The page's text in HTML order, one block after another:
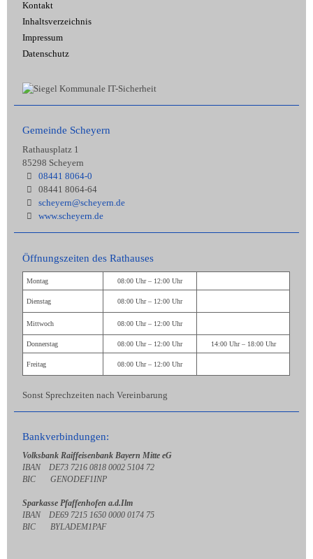
Kontakt
Inhaltsverzeichnis
Impressum
Datenschutz
Gemeinde Scheyern
Rathausplatz 1
85298 Scheyern
08441 8064-0
08441 8064-64
scheyern@scheyern.de
www.scheyern.de
Öffnungszeiten des Rathauses
Montag 08:00 Uhr – 12:00 Uhr
Dienstag 08:00 Uhr – 12:00 Uhr
Mittwoch 08:00 Uhr – 12:00 Uhr
Donnerstag 08:00 Uhr – 12:00 Uhr 14:00 Uhr – 18:00 Uhr
Freitag 08:00 Uhr – 12:00 Uhr
Sonst Sprechzeiten nach Vereinbarung
Bankverbindungen:
Volksbank Raiffeisenbank Bayern Mitte eG
IBAN DE73 7216 0818 0002 5104 72
BIC GENODEF1INP
Sparkasse Pfaffenhofen a.d.Ilm
IBAN DE69 7215 1650 0000 0174 75
BIC BYLADEM1PAF